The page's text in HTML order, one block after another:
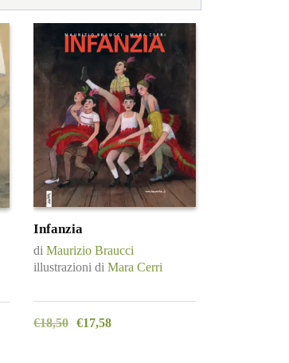
Infanzia
di Maurizio Braucci
illustrazioni di Mara Cerri
€18,50 €17,58